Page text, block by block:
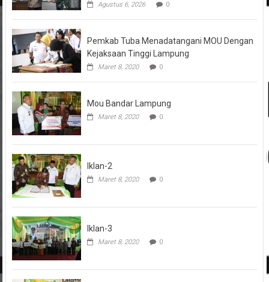
Agustus 6, 2026 0
Pemkab Tuba Menadatangani MOU Dengan
Kejaksaan Tinggi Lampung
Maret 8, 2020 0
Mou Bandar Lampung
Maret 8, 2020 0
Iklan-2
Maret 8, 2020 0
Iklan-3
Maret 8, 2020 0